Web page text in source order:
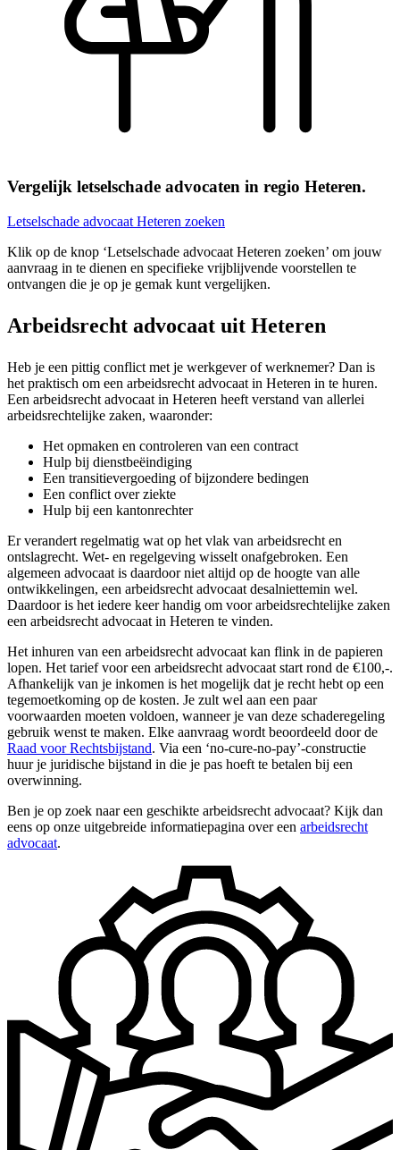
Vergelijk letselschade advocaten in regio Heteren.
Letselschade advocaat Heteren zoeken
Klik op de knop ‘Letselschade advocaat Heteren zoeken’ om jouw
aanvraag in te dienen en specifieke vrijblijvende voorstellen te
ontvangen die je op je gemak kunt vergelijken.
Arbeidsrecht advocaat uit Heteren
Heb je een pittig conflict met je werkgever of werknemer? Dan is
het praktisch om een arbeidsrecht advocaat in Heteren in te huren.
Een arbeidsrecht advocaat in Heteren heeft verstand van allerlei
arbeidsrechtelijke zaken, waaronder:
Het opmaken en controleren van een contract
Hulp bij dienstbeëindiging
Een transitievergoeding of bijzondere bedingen
Een conflict over ziekte
Hulp bij een kantonrechter
Er verandert regelmatig wat op het vlak van arbeidsrecht en
ontslagrecht. Wet- en regelgeving wisselt onafgebroken. Een
algemeen advocaat is daardoor niet altijd op de hoogte van alle
ontwikkelingen, een arbeidsrecht advocaat desalniettemin wel.
Daardoor is het iedere keer handig om voor arbeidsrechtelijke zaken
een arbeidsrecht advocaat in Heteren te vinden.
Het inhuren van een arbeidsrecht advocaat kan flink in de papieren
lopen. Het tarief voor een arbeidsrecht advocaat start rond de €100,-.
Afhankelijk van je inkomen is het mogelijk dat je recht hebt op een
tegemoetkoming op de kosten. Je zult wel aan een paar
voorwaarden moeten voldoen, wanneer je van deze schaderegeling
gebruik wenst te maken. Elke aanvraag wordt beoordeeld door de
Raad voor Rechtsbijstand. Via een ‘no-cure-no-pay’-constructie
huur je juridische bijstand in die je pas hoeft te betalen bij een
overwinning.
Ben je op zoek naar een geschikte arbeidsrecht advocaat? Kijk dan
eens op onze uitgebreide informatiepagina over een arbeidsrecht
advocaat.